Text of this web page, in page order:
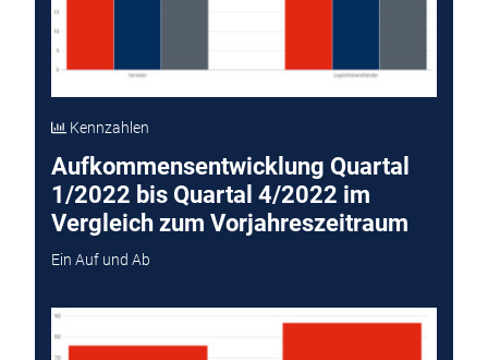
Kennzahlen
Aufkommensentwicklung Quartal
1/2022 bis Quartal 4/2022 im
Vergleich zum Vorjahreszeitraum
Ein Auf und Ab